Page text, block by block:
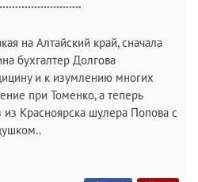
на Алтайский край, сначала
бухгалтер Долгова
и к изумлению многих
при Томенко, а теперь
из Красноярска шулера Попова с